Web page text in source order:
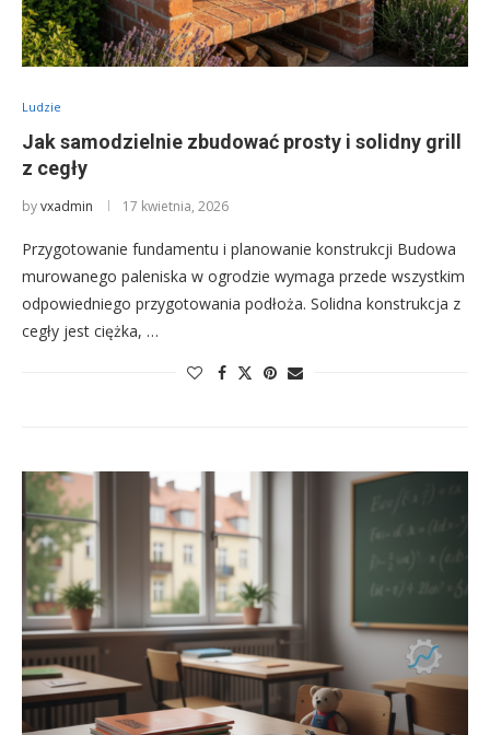
Ludzie
Jak samodzielnie zbudować prosty i solidny grill
z cegły
byvxadmin 17 kwietnia, 2026
Przygotowanie fundamentu i planowanie konstrukcji Budowa
murowanego paleniska w ogrodzie wymaga przede wszystkim
odpowiedniego przygotowania podłoża. Solidna konstrukcja z
cegły jest ciężka, …